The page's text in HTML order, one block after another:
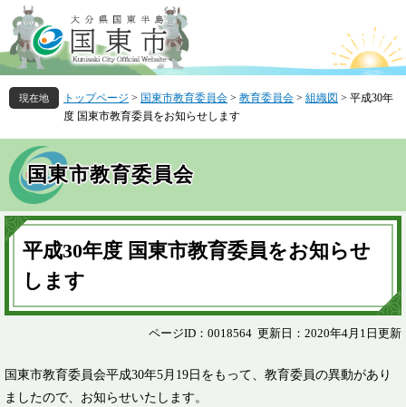
ー
ジ
の
先
頭
す
。
ニ
ュ
ー
を
飛
し
て
本
へ
トップページ > 国東市教育委員会 > 教育委員会 > 組織図 > 平成30年
度 国東市教育委員をお知らせします
国東市教育委員会
本
文
平成30年度 国東市教育委員をお知らせ
します
ページID：0018564 更新日：2020年4月1日更新
国東市教育委員会平成30年5月19日をもって、教育委員の異動があり
ましたので、お知らせいたします。